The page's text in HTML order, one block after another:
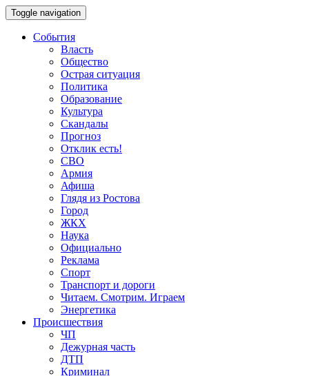
Toggle navigation
События
Власть
Общество
Острая ситуация
Политика
Образование
Культура
Скандалы
Прогноз
Отклик есть!
СВО
Армия
Афиша
Глядя из Ростова
Город
ЖКХ
Наука
Официально
Реклама
Спорт
Транспорт и дороги
Читаем. Смотрим. Играем
Энергетика
Происшествия
ЧП
Дежурная часть
ДТП
Криминал